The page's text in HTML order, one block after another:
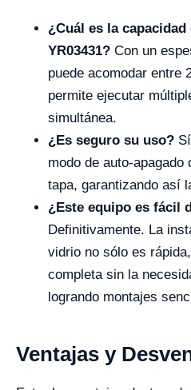
¿Cuál es la
YR03431? Con un
puede acomodar entre
permite ejecutar
simultánea.
¿Es seguro su uso?
modo de auto-
tapa, garantizando así
¿Este equipo es fácil
Definitivamente. La
vidrio no sólo es
completa sin la
logrando montajes
Ventajas y